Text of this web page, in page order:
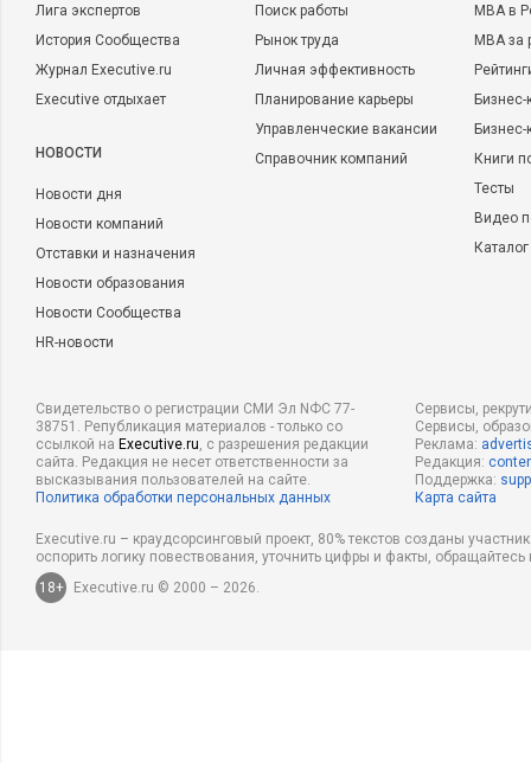
Лига экспертов
История Сообщества
Журнал Executive.ru
Executive отдыхает
НОВОСТИ
Новости дня
Новости компаний
Отставки и назначения
Новости образования
Новости Сообщества
HR-новости
Поиск работы
Рынок труда
Личная эффективность
Планирование карьеры
Управленческие вакансии
Справочник компаний
MBA в
MBA
Бизнес-
Книги
Тесты
Видео
Свидетельство о регистрации СМИ Эл NФС 77-
38751. Републикация материалов - только со
ссылкой на Executive.ru, с разрешения редакции
сайта. Редакция не несет ответственности за
высказывания пользователей на сайте.
Политика обработки персональных данных
Сервисы,
Сервисы,
Реклама:
Редакция:
Поддержка:
Карта сайта
Executive.ru – краудсорсинговый проект, 80% текстов созданы
оспорить логику повествования, уточнить цифры и факты,
18+
Executive.ru © 2000 – 2026.